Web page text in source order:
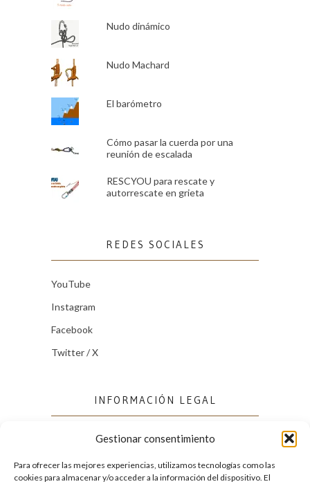
Gestionar consentimiento
Para ofrecer las mejores experiencias, utilizamos tecnologías como las
cookies para almacenar y/o acceder a la información del dispositivo. El
Nudo dinámico
Nudo Machard
El barómetro
Cómo pasar la cuerda por una
reunión de escalada
RESCYOU para rescate y
autorrescate en grieta
REDES SOCIALES
YouTube
Instagram
Facebook
Twitter / X
INFORMACIÓN LEGAL
Política de cookies (UE)
Política de privacidad